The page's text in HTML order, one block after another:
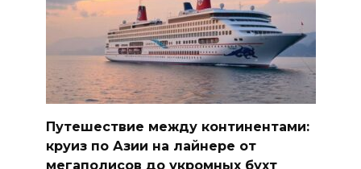
Путешествие между континентами:
круиз по Азии на лайнере от
мегаполисов до укромных бухт